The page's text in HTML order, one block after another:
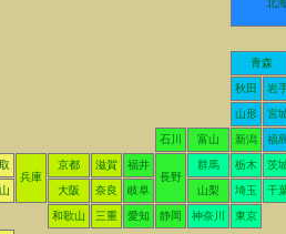
北
青森
秋田 岩
山形 宮
石川 富山 新潟 福
兵庫
京都 滋賀
福井
長野
群馬 栃木 茨
大阪 奈良 岐阜 山梨 埼玉 千
和歌山 三重 愛知 静岡 神奈川 東京